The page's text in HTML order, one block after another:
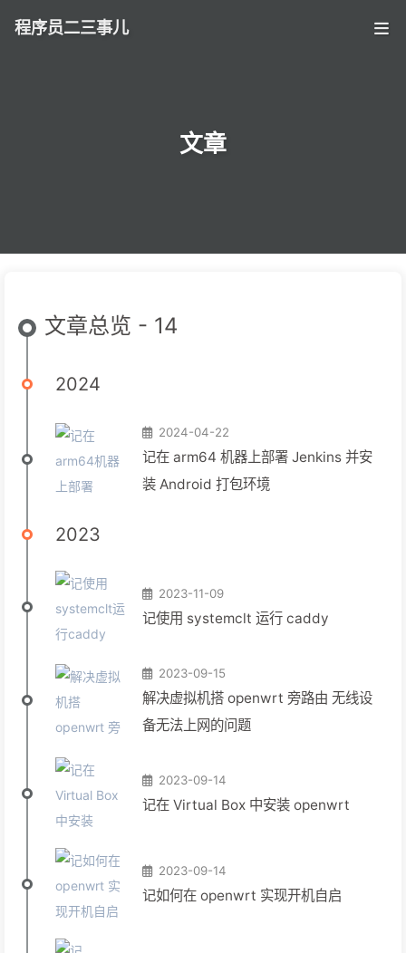
程序员二三事儿
文章
文章总览 - 14
2024
2024-04-22
记在 arm64 机器上部署 Jenkins 并安
装 Android 打包环境
2023
2023-11-09
记使用 systemclt 运行 caddy
2023-09-15
解决虚拟机搭 openwrt 旁路由 无线设
备无法上网的问题
2023-09-14
记在 Virtual Box 中安装 openwrt
2023-09-14
记如何在 openwrt 实现开机自启